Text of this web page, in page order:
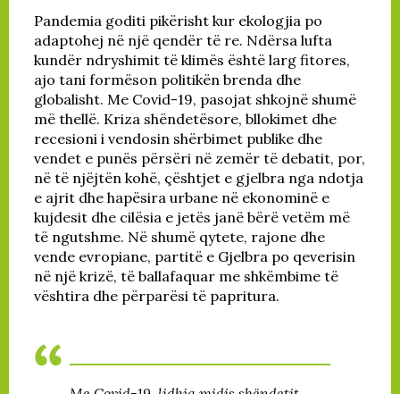
Pandemia goditi pikërisht kur ekologjia po
adaptohej në një qendër të re. Ndërsa lufta
kundër ndryshimit të klimës është larg fitores,
ajo tani formëson politikën brenda dhe
globalisht. Me Covid-19, pasojat shkojnë shumë
më thellë. Kriza shëndetësore, bllokimet dhe
recesioni i vendosin shërbimet publike dhe
vendet e punës përsëri në zemër të debatit, por,
në të njëjtën kohë, çështjet e gjelbra nga ndotja
e ajrit dhe hapësira urbane në ekonominë e
kujdesit dhe cilësia e jetës janë bërë vetëm më
të ngutshme. Në shumë qytete, rajone dhe
vende evropiane, partitë e Gjelbra po qeverisin
në një krizë, të ballafaquar me shkëmbime të
vështira dhe përparësi të papritura.